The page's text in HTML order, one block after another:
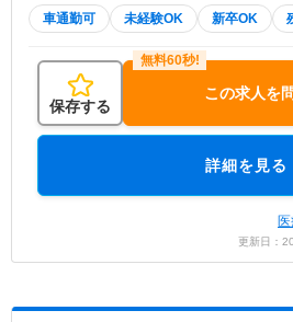
車通勤可 未経験OK 新卒OK
保存する
この求人を
詳細を見る
更新日：